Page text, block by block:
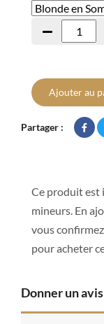
Ajouter au
Partager :
Ce produit est
mineurs. En
vous
pour acheter
Donner un avis